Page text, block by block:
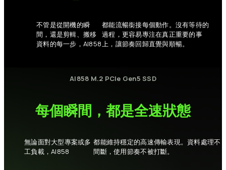
不管是從開機的瞬
間，還是剪輯、搬移
資料的每一步，AI858
都能流暢銜接每個動作。沒有等待的
過程，更容易專注在真正重要的事
上，讓節奏回歸直覺與順暢。
AI858 M.2 PCIe Gen5 SSD
每個瞬間，都是全速狀態
無論面對大型專案或多
工負載，AI858
都能維持穩定的高速傳輸表現。資料處理不
間斷，使用節奏不被打斷。